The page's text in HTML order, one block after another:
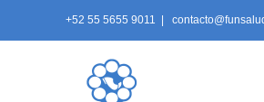
+52 55 5655 9011